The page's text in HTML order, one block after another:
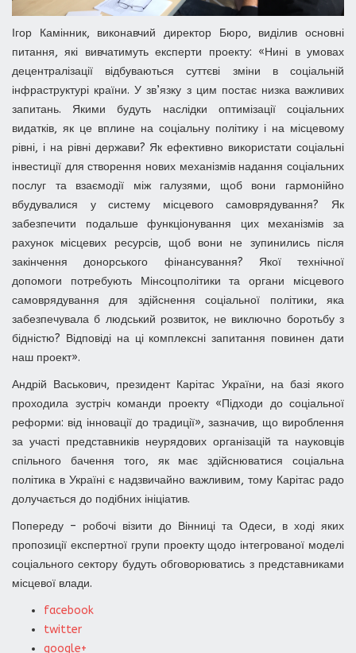
Ігор Камінник, виконавчий директор Бюро, виділив основні
питання, які вивчатимуть експерти проекту: «Нині в умовах
децентралізації відбуваються суттєві зміни в соціальній
інфраструктурі країни. У зв’язку з цим постає низка важливих
запитань. Якими будуть наслідки оптимізації соціальних
видатків, як це вплине на соціальну політику і на місцевому
рівні, і на рівні держави? Як ефективно використати соціальні
інвестиції для створення нових механізмів надання соціальних
послуг та взаємодії між галузями, щоб вони гармонійно
вбудувалися у систему місцевого самоврядування? Як
забезпечити подальше функціонування цих механізмів за
рахунок місцевих ресурсів, щоб вони не зупинились після
закінчення донорського фінансування? Якої технічної
допомоги потребують Мінсоцполітики та органи місцевого
самоврядування для здійснення соціальної політики, яка
забезпечувала б людський розвиток, не виключно боротьбу з
бідністю? Відповіді на ці комплексні запитання повинен дати
наш проект».
Андрій Васькович, президент Карітас України, на базі якого
проходила зустріч команди проекту «Підходи до соціальної
реформи: від інновації до традиції», зазначив, що вироблення
за участі представників неурядових організацій та науковців
спільного бачення того, як має здійснюватися соціальна
політика в Україні є надзвичайно важливим, тому Карітас радо
долучається до подібних ініціатив.
Попереду – робочі візити до Вінниці та Одеси, в ході яких
пропозиції експертної групи проекту щодо інтегрованої моделі
соціального сектору будуть обговорюватись з представниками
місцевої влади.
facebook
twitter
google+